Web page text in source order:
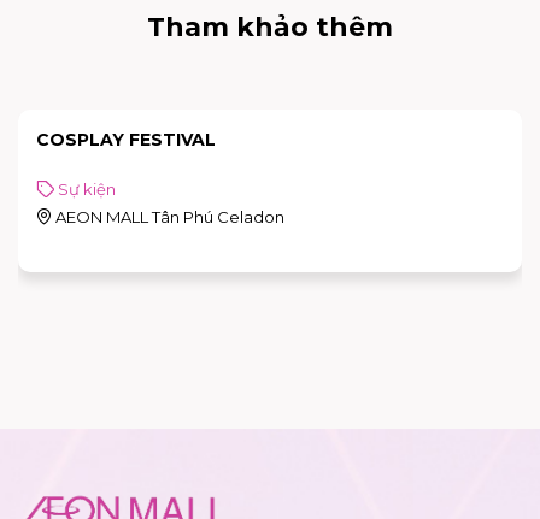
Tham khảo thêm
COSPLAY FESTIVAL
Sự kiện
AEON MALL Tân Phú Celadon